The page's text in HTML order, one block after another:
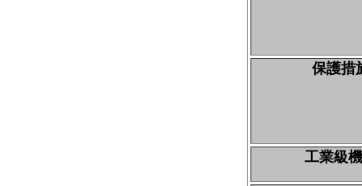
保護措
工業級